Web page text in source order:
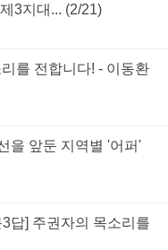
3지대... (2/21)
를 전합니다! - 이동환
을 앞둔 지역별 '어퍼'
답] 주권자의 목소리를